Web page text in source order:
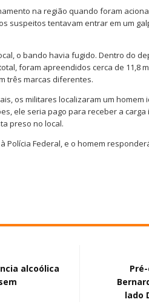
na região quando foram
suspeitos tentavam entrar em um
o bando havia fugido. Dentro do
foram apreendidos cerca de 11,8
três marcas diferentes.
os militares localizaram um
ele seria pago para receber a
preso no local.
Polícia Federal, e o homem
alcoólica
lado